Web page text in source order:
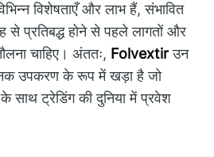
विशेषताएँ और लाभ हैं, संभावित
से प्रतिबद्ध होने से पहले लागतों और
चाहिए। अंततः, Folvextirउन
उपकरण के रूप में खड़ा है जो
साथ ट्रेडिंग की दुनिया में प्रवेश